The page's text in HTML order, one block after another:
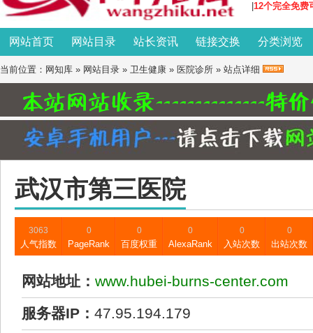
12个完全免费
网站首页 网站目录 站长资讯 链接交换 分类浏览
当前位置： 网知库 » 网站目录 » 卫生健康 » 医院诊所 » 站点详细
武汉市第三医院
3063
人气指数
0
PageRank
0
百度权重
0
AlexaRank
0
入站次数
0
出站次数
网站地址： www.hubei-burns-center.com
服务器IP： 47.95.194.179